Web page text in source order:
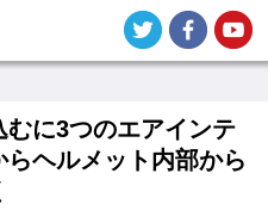
に3つのエアインテ
ヘルメット内部から